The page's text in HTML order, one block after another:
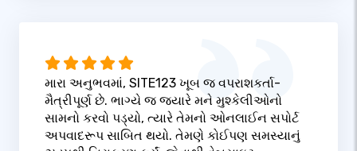
મારા અનુભવમાં, SITE123 ખૂબ જ વપરાશકર્તા-
મૈત્રીપૂર્ણ છે. ભાગ્યે જ જ્યારે મને મુશ્કેલીઓનો
સામનો કરવો પડ્યો, ત્યારે તેમનો ઓનલાઈન સપોર્ટ
અપવાદરૂપ સાબિત થયો. તેમણે કોઈપણ સમસ્યાનું